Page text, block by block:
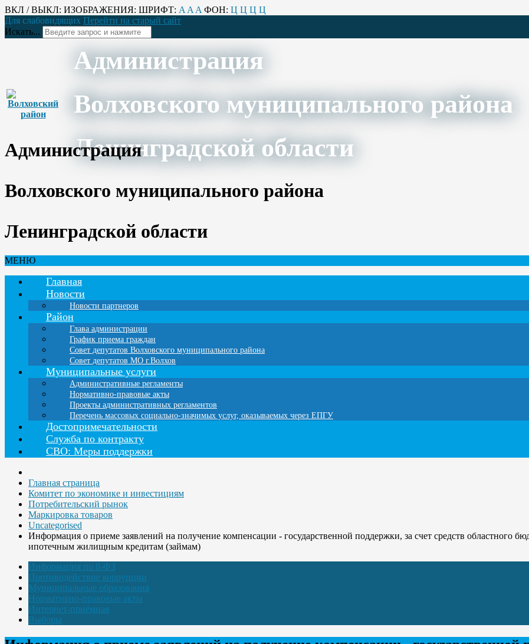
ВКЛ / ВЫКЛ: ИЗОБРАЖЕНИЯ: ШРИФТ: A A A ФОН: Ц Ц Ц Ц
Для слабовидящих Перейти на старый сайт
Искать...
Администрация
Волховского муниципального района
Ленинградской области
Администрация
Волховского муниципального района
Ленинградской области
МЕНЮ
Главная
Новости
Новости партнеров
Район
Глава администрации
График приема граждан
Совет депутатов Волховского муниципального района
Совет депутатов МО г.Волхов
Муниципальные услуги
Административные регламенты
Нормативно-правовые акты
Проекты административных регламентов
Перечень массовых социально-значимых услуг, оказываемых через ЕПГУ
Достопримечательности
Служба по контракту
СВО: Меры поддержки
Главная страница
Комитет по экономике и инвестициям
Потребительский рынок
Маркировка товаров
Uncategorised
Информация о приеме заявлений на получение компенсации - государственной поддержки, за счет средств областного
ипотечным жилищным кредитам (займам)
Информация по 8-ФЗ
Противодействие коррупции
Муниципальные образования
Нормативно-правовые акты
Интернет-приёмная
Выборы